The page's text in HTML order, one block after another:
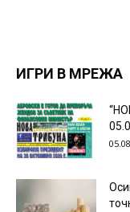
ИГРИ В МРЕЖА